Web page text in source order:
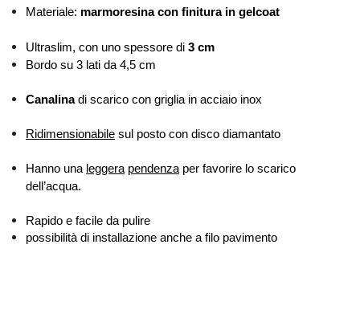
Materiale: marmoresina con finitura in gelcoat
Ultraslim, con uno spessore di 3 cm
Bordo su 3 lati da 4,5 cm
Canalinadi scarico con griglia in acciaio inox
Ridimensionabile sul posto con disco diamantato
Hanno una leggera pendenza per favorire lo scarico
dell’acqua.
Rapido e facile da pulire
possibilità di installazione anche a filo pavimento